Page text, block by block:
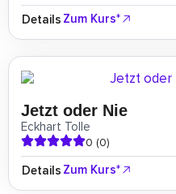
Details Zum Kurs*
Jetzt oder Nie
Eckhart Tolle
0 (0)
Details Zum Kurs*